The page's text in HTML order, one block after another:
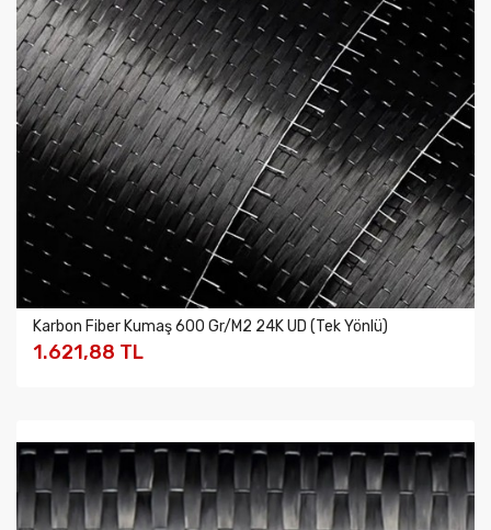
Karbon Fiber Kumaş 600 Gr/m2 24K UD (Tek Yönlü)
1.621,88 TL